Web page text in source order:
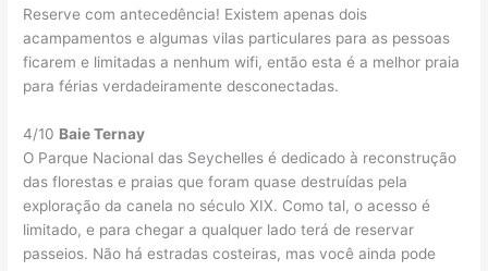
Reserve com antecedência! Existem apenas dois
acampamentos e algumas vilas particulares para as pessoas
ficarem e limitadas a nenhum wifi, então esta é a melhor praia
para férias verdadeiramente desconectadas.
4/10 Baie Ternay
O Parque Nacional das Seychelles é dedicado à reconstrução
das florestas e praias que foram quase destruídas pela
exploração da canela no século XIX. Como tal, o acesso é
limitado, e para chegar a qualquer lado terá de reservar
passeios. Não há estradas costeiras, mas você ainda pode